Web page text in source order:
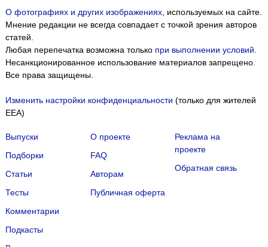
О фотографиях и других изображениях, используемых на сайте.
Мнение редакции не всегда совпадает с точкой зрения авторов
статей.
Любая перепечатка возможна только при выполнении условий.
Несанкционированное использование материалов запрещено.
Все права защищены.
Изменить настройки конфиденциальности (только для жителей
EEA)
Выпуски
Подборки
Статьи
Тесты
Комментарии
Подкасты
О проекте
FAQ
Авторам
Публичная оферта
Реклама на
проекте
Обратная связь